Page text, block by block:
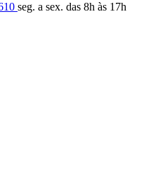
seg. a sex. das 8h às 17h